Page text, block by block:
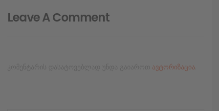
Leave A Comment
ავტორიზაცია